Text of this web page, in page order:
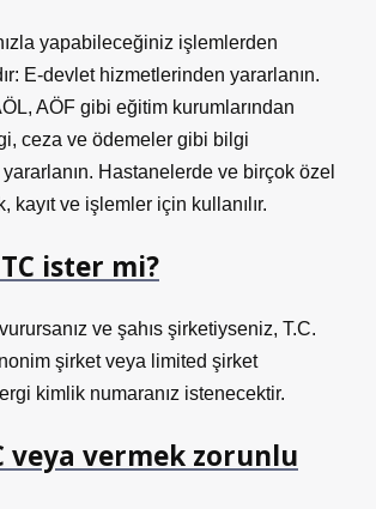
yapabileceğiniz işlemlerden
E-devlet hizmetlerinden yararlanın.
AÖF gibi eğitim kurumlarından
ceza ve ödemeler gibi bilgi
Hastanelerde ve birçok özel
kayıt ve işlemler için kullanılır.
ister mi?
ve şahıs şirketiyseniz, T.C.
şirket veya limited şirket
kimlik numaranız istenecektir.
veya vermek zorunlu